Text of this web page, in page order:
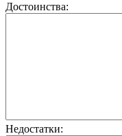
Достоинства:
Недостатки: